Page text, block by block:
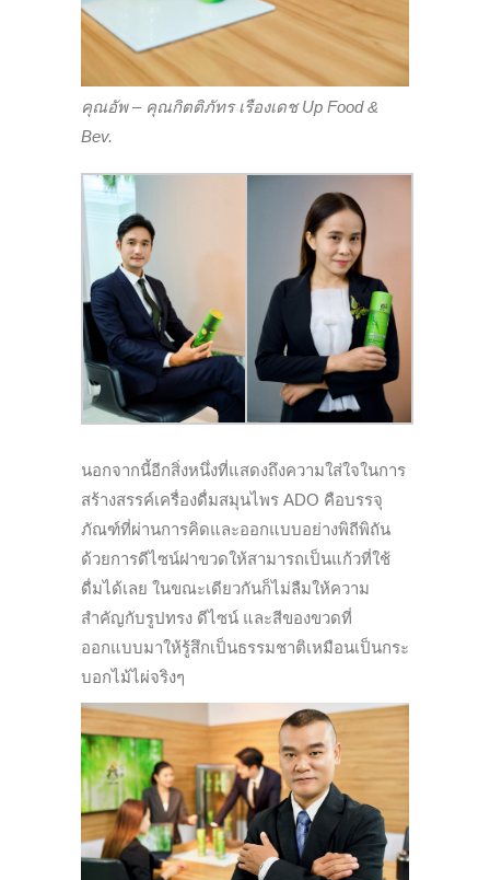
คุณอัพ – คุณกิตติภัทร เรืองเดช Up Food &
Bev.
นอกจากนี้อีกสิ่งหนึ่งที่แสดงถึงความใส่ใจในการ
สร้างสรรค์เครื่องดื่มสมุนไพร ADO คือบรรจุ
ภัณฑ์ที่ผ่านการคิดและออกแบบอย่างพิถีพิถัน
ด้วยการดีไซน์ฝาขวดให้สามารถเป็นแก้วที่ใช้
ดื่มได้เลย ในขณะเดียวกันก็ไม่ลืมให้ความ
สำคัญกับรูปทรง ดีไซน์ และสีของขวดที่
ออกแบบมาให้รู้สึกเป็นธรรมชาติเหมือนเป็นกระ
บอกไม้ไผ่จริงๆ